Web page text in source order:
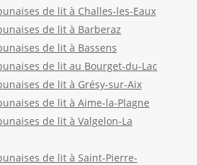
de lit à Challes-les-Eaux
de lit à Barberaz
de lit à Bassens
de lit au Bourget-du-Lac
de lit à Grésy-sur-Aix
de lit à Aime-la-Plagne
de lit à Valgelon-La
de lit à Saint-Pierre-